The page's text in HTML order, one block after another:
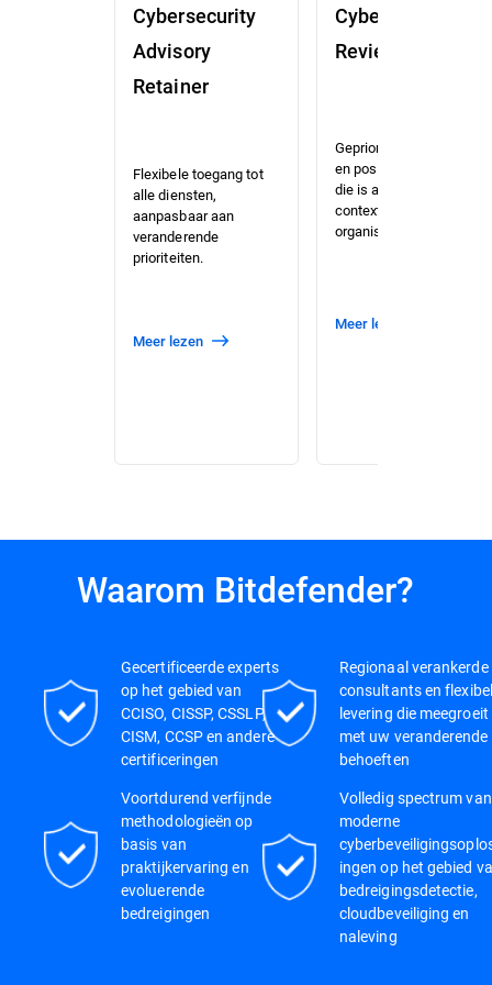
Cybersecurity
Advisory
Retainer
Flexibele toegang tot
alle diensten,
aanpasbaar aan
veranderende
prioriteiten.
meer lezen
Cybersecurity
Review (CSR)
Geprioriteerde risico-
en positiebeoordeling
die is afgestemd op de
context van uw
organisatie.
meer lezen
Waarom Bitdefender?
Gecertificeerde experts
op het gebied van
CCISO, CISSP, CSSLP,
CISM, CCSP en andere
certificeringen
Voortdurend verfijnde
methodologieën op
basis van
praktijkervaring en
evoluerende
bedreigingen
Regionaal verankerde
consultants en
levering die meegroeit
met uw veranderende
behoeften
Volledig spectrum van
moderne
ingen op het gebied
bedreigingsdetectie,
cloudbeveiliging en
naleving